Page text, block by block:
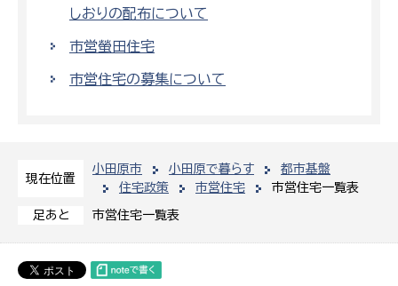
現在位置
小田原市 小田原で暮らす
都市基盤
住宅政策
市営住宅 市営住宅一覧表
足あと 市営住宅一覧表
しおりの配布について
市営螢田住宅
市営住宅の募集について